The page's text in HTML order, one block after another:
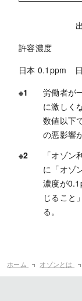
許容濃度
日本 0.1ppm 日
労働者が
に激しく
数値以下
の悪影響
「オゾ
に「オゾ
濃度が
じること
る。
ホーム オゾンとは